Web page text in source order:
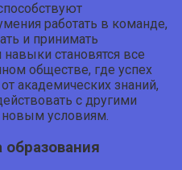
работать в команде,
и принимать
становятся все
обществе, где успех
академических знаний,
с другими
условиям.